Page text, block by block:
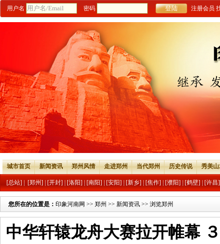
用户名 密码 注册会员
城市首页 新闻资讯 郑州风情 走进郑州 当代郑州 历史传说 秀美
[总站] [郑州] [开封] [洛阳] [南阳] [安阳] [新乡] [焦作] [濮阳] [鹤壁] [许昌]
您所在的位置是： 印象河南网 >> 郑州 >> 新闻资讯 >> 浏览郑州
中华轩辕龙舟大赛拉开帷幕